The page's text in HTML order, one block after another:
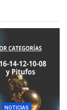
NOTICIAS